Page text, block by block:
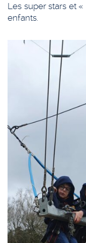
Les super stars et «
enfants.